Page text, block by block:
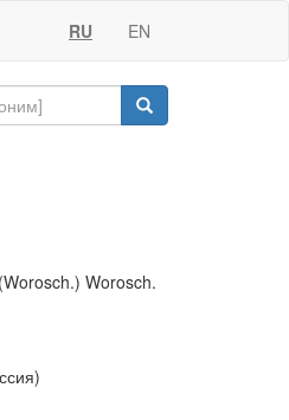
RU EN
Worosch.